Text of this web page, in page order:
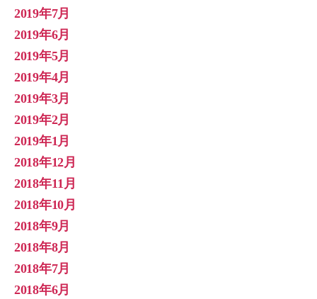
2019年7月
2019年6月
2019年5月
2019年4月
2019年3月
2019年2月
2019年1月
2018年12月
2018年11月
2018年10月
2018年9月
2018年8月
2018年7月
2018年6月